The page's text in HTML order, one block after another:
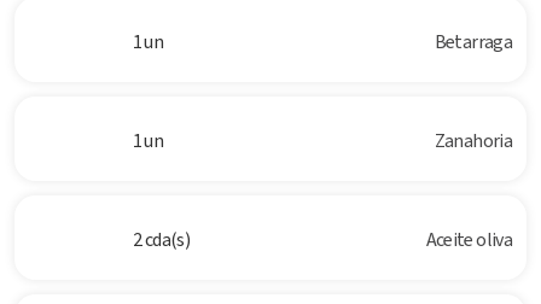
1 un Betarraga
1 un Zanahoria
2 cda(s) Aceite oliva